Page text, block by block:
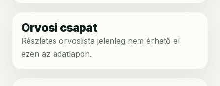
Orvosi csapat
Részletes orvoslista jelenleg nem érhető el
ezen az adatlapon.